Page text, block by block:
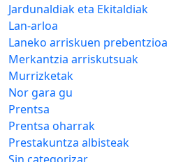
Jardunaldiak eta Ekitaldiak
Lan-arloa
Laneko arriskuen prebentzioa
Merkantzia arriskutsuak
Murrizketak
Nor gara gu
Prentsa
Prentsa oharrak
Prestakuntza albisteak